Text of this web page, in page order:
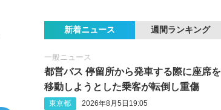
新着ニュース 週間ランキング
一般ニュース
都営バス 停留所から発車する際に座席を
移動しようとした乗客が転倒し重傷
東京都 2026年8月5日19:05